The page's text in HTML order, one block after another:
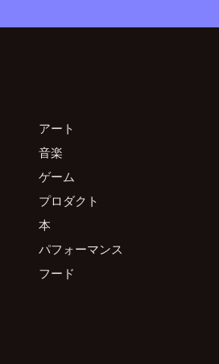
アート
音楽
ゲーム
プロダクト
本
パフォーマンス
フード